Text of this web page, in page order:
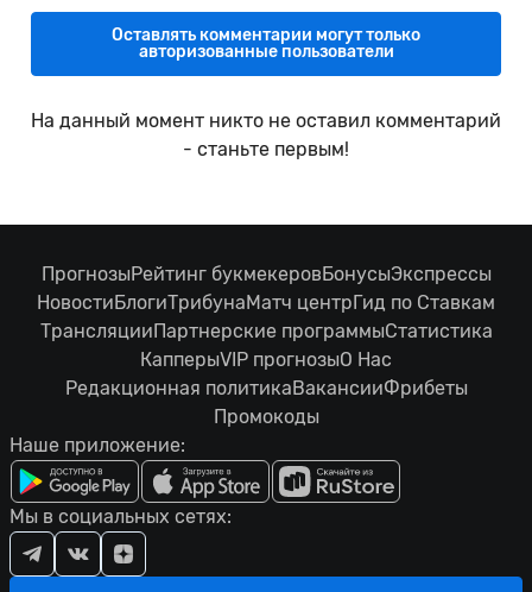
Оставлять комментарии могут только
авторизованные пользователи
На данный момент никто не оставил комментарий
- станьте первым!
ПрогнозыРейтинг букмекеровБонусыЭкспрессы
НовостиБлогиТрибунаМатч центрГид по Ставкам
ТрансляцииПартнерские программыСтатистика
КапперыVIP прогнозыО Нас
Редакционная политикаВакансииФрибеты
Промокоды
Наше приложение:
Мы в социальных сетях: